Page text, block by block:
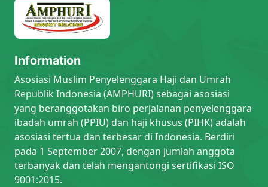
Information
Asosiasi Muslim Penyelenggara Haji dan Umrah
Republik Indonesia (AMPHURI) sebagai asosiasi
yang beranggotakan biro perjalanan penyelenggara
ibadah umrah (PPIU) dan haji khusus (PIHK) adalah
asosiasi tertua dan terbesar di Indonesia. Berdiri
pada 1 September 2007, dengan jumlah anggota
terbanyak dan telah mengantongi sertifikasi ISO
9001:2015.